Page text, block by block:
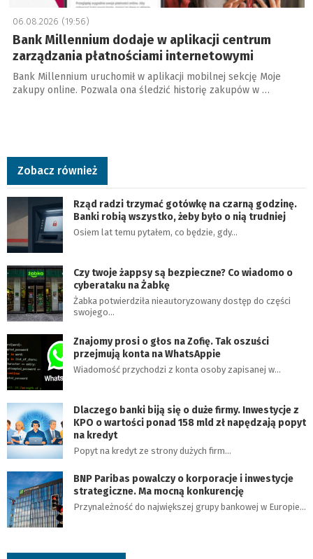
06.08.2026 (19:56)
Bank Millennium dodaje w aplikacji centrum
zarządzania płatnościami internetowymi
Bank Millennium uruchomił w aplikacji mobilnej sekcję Moje
zakupy online. Pozwala ona śledzić historię zakupów w …
Zobacz również
Rząd radzi trzymać gotówkę na czarną godzinę.
Banki robią wszystko, żeby było o nią trudniej
Osiem lat temu pytałem, co będzie, gdy…
Czy twoje żappsy są bezpieczne? Co wiadomo o
cyberataku na Żabkę
Żabka potwierdziła nieautoryzowany dostęp do części
swojego…
Znajomy prosi o głos na Zofię. Tak oszuści
przejmują konta na WhatsAppie
Wiadomość przychodzi z konta osoby zapisanej w…
Dlaczego banki biją się o duże firmy. Inwestycje z
KPO o wartości ponad 158 mld zł napędzają popyt
na kredyt
Popyt na kredyt ze strony dużych firm…
BNP Paribas powalczy o korporacje i inwestycje
strategiczne. Ma mocną konkurencję
Przynależność do największej grupy bankowej w Europie…